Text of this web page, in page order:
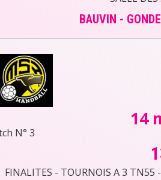
BAUVIN -
14
N° 3
FINALITES - TOURNOIS A 3